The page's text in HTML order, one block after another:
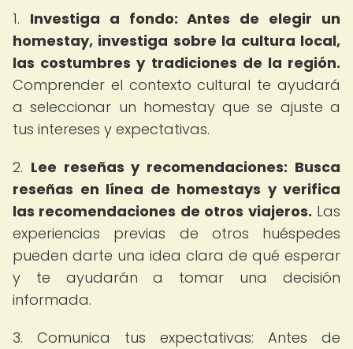
1. Investiga a fondo: Antes de elegir un
homestay, investiga sobre la cultura local,
las costumbres y tradiciones de la región.
Comprender el contexto cultural te ayudará
a seleccionar un homestay que se ajuste a
tus intereses y expectativas.
2. Lee reseñas y recomendaciones: Busca
reseñas en línea de homestays y verifica
las recomendaciones de otros viajeros. Las
experiencias previas de otros huéspedes
pueden darte una idea clara de qué esperar
y te ayudarán a tomar una decisión
informada.
3. Comunica tus expectativas: Antes de